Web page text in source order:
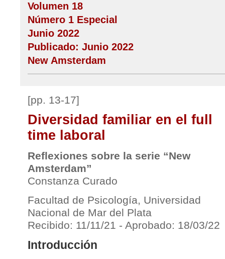
Volumen 18
Número 1 Especial
Junio 2022
Publicado: Junio 2022
New Amsterdam
[pp. 13-17]
Diversidad familiar en el full
time laboral
Reflexiones sobre la serie “New
Amsterdam”
Constanza Curado
Facultad de Psicología, Universidad
Nacional de Mar del Plata
Recibido: 11/11/21 - Aprobado: 18/03/22
Introducción